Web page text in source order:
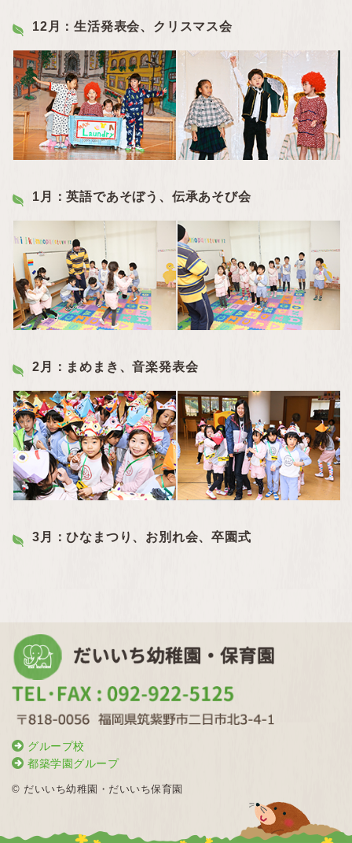
12月：生活発表会、クリスマス会
1月：英語であそぼう、伝承あそび会
2月：まめまき、音楽発表会
3月：ひなまつり、お別れ会、卒園式
グループ校
都築学園グループ
© だいいち幼稚園・だいいち保育園